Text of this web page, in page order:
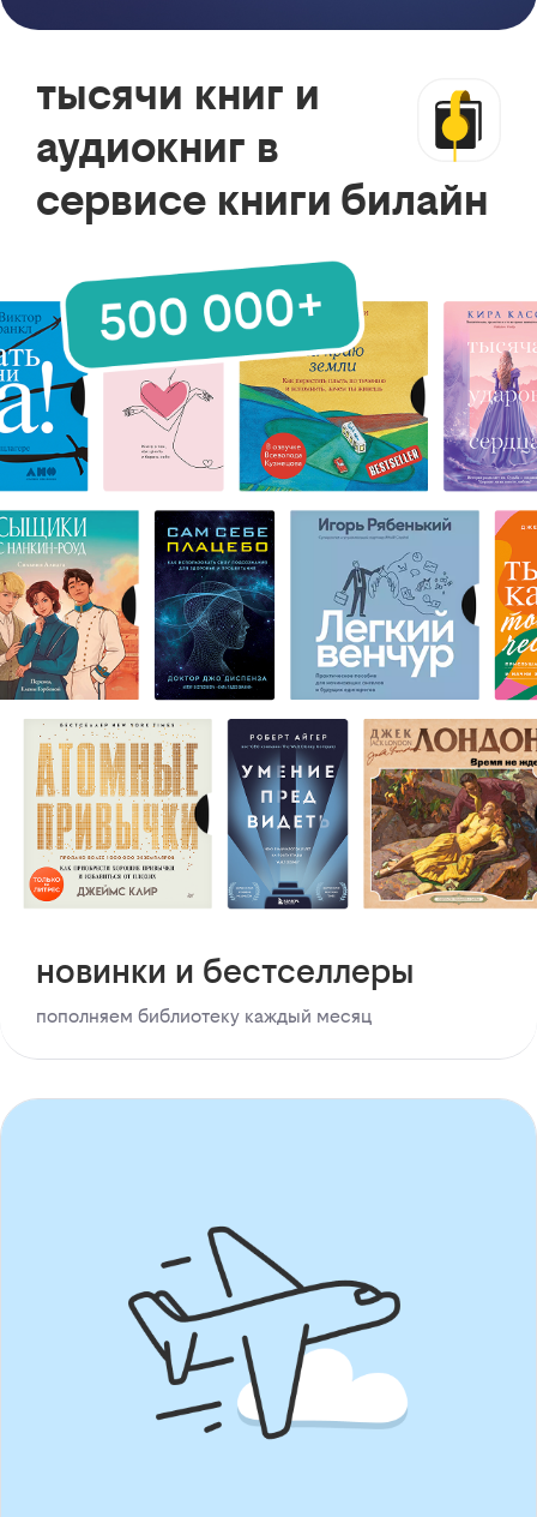
тысячи книг и
аудиокниг в
сервисе книги билайн
новинки и бестселлеры
пополняем библиотеку каждый месяц